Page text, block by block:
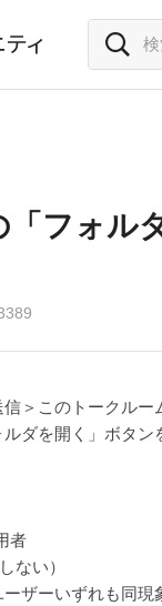
「フォル
＞このトークル
ルダを開く」ボタ
者
ない）
ザーいずれも同現